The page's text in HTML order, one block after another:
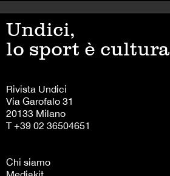
Undici,
lo sport è cultura
Rivista Undici
Via Garofalo 31
20133 Milano
T +39 02 36504651
Chi siamo